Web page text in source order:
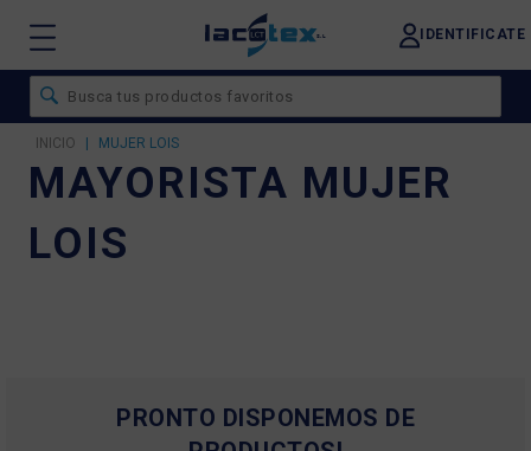
IDENTIFICATE
INICIO MUJER LOIS
MAYORISTA MUJER
LOIS
PRONTO DISPONEMOS DE